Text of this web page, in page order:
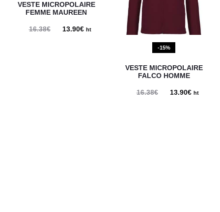
VESTE MICROPOLAIRE
FEMME MAUREEN
16.38€ 13.90€Le
ht
-15%
VESTE MICROPOLAIRE
FALCO HOMME
16.38€ 13.90€Le
ht